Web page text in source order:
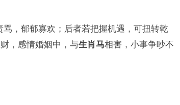
，郁郁寡欢；后者若把握机遇，可扭转乾
，感情婚姻中，与生肖马相害，小事争吵不